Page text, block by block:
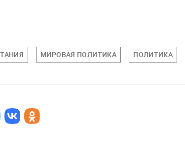
МИРОВАЯ ПОЛИТИКА ПОЛИТИКА